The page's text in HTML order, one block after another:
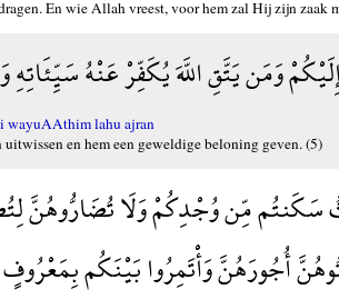
En wie Allah vreest, voor hem zal Hij zijn zaak
وَمَن يَتَّقِ اللَّهَ يُكَفِّرْ عَنْهُ
wayuAAthim lahu ajran
en hem een geweldige beloning geven. (5)
مِّن وُجْدِكُمْ وَلَا تُضَارُّوهُنَّ
أُجُورَهُنَّ وَأْتَمِرُوا بَيْنَكُم